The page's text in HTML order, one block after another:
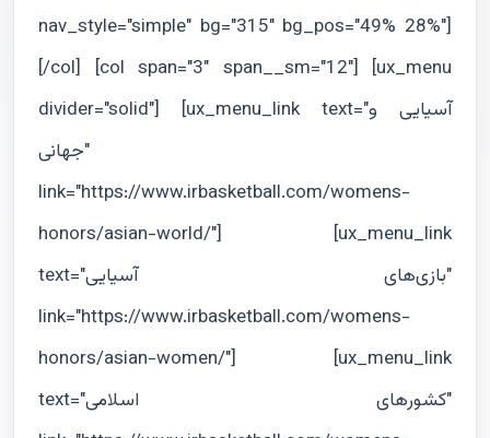
nav_style="simple" bg="315" bg_pos="49% 28%"]
[/col] [col span="3" span__sm="12"] [ux_menu
divider="solid"] [ux_menu_link text="آسيايى و
جهانى"
link="https://www.irbasketball.com/womens-
honors/asian-world/"] [ux_menu_link
text="بازی‌های آسیایی"
link="https://www.irbasketball.com/womens-
honors/asian-women/"] [ux_menu_link
text="كشورهاى اسلامى"